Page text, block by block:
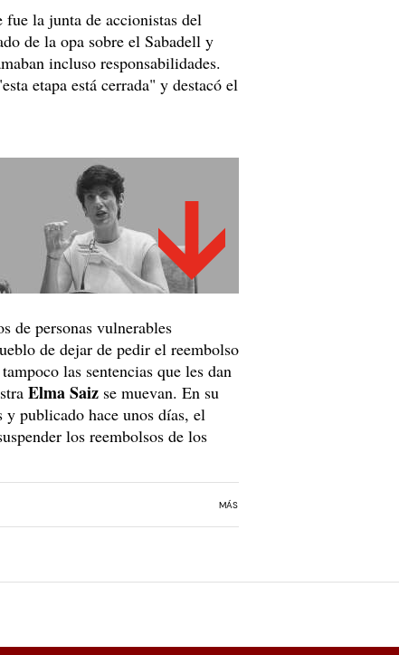
la junta de accionistas del
de la opa sobre el Sabadell y
incluso responsabilidades.
etapa está cerrada" y destacó el
de personas vulnerables
de dejar de pedir el reembolso
las sentencias que les dan
Elma Saiz se muevan. En su
publicado hace unos días, el
los reembolsos de los
MÁS